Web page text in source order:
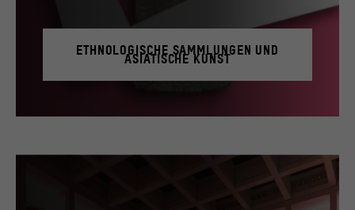
ETHNOLOGISCHE SAMMLUNGEN UND
ASIATISCHE KUNST